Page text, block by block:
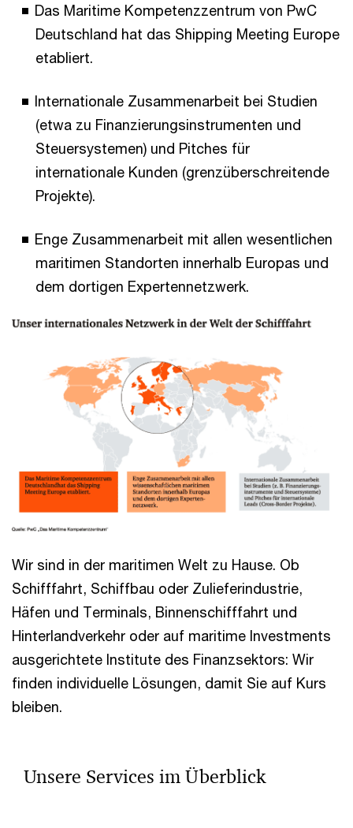
Das Maritime Kompetenzzentrum von PwC
Deutschland hat das Shipping Meeting Europe
etabliert.
Internationale Zusammenarbeit bei Studien
(etwa zu Finanzierungsinstrumenten und
Steuersystemen) und Pitches für
internationale Kunden (grenzüberschreitende
Projekte).
Enge Zusammenarbeit mit allen wesentlichen
maritimen Standorten innerhalb Europas und
dem dortigen Expertennetzwerk.
Wir sind in der maritimen Welt zu Hause. Ob
Schifffahrt, Schiffbau oder Zulieferindustrie,
Häfen und Terminals, Binnenschifffahrt und
Hinterlandverkehr oder auf maritime Investments
ausgerichtete Institute des Finanzsektors: Wir
finden individuelle Lösungen, damit Sie auf Kurs
bleiben.
Unsere Services im Überblick